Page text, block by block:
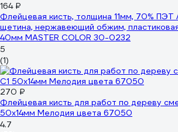
164 ₽
Флейцевая кисть, толщина 11мм, 70% ПЭT
щетина, нержавеющий обжим,
40мм МASTER COLOR 30-0232
5
(1)
270 ₽
Флейцевая кисть для работ по дереву
50х14мм Мелодия цвета 67050
4.7